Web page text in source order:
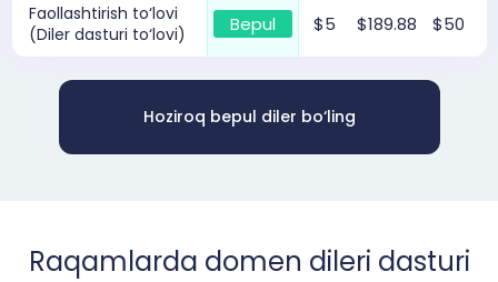
Faollashtirish to‘lovi
(Diler dasturi to‘lovi)
Bepul $5 $189.88 $50
Hoziroq bepul diler bo‘ling
Raqamlarda domen dileri dasturi